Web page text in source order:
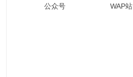
公众号 WAP站